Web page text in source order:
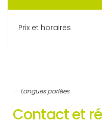
Prix et horaires
Langues parlées
Contact et